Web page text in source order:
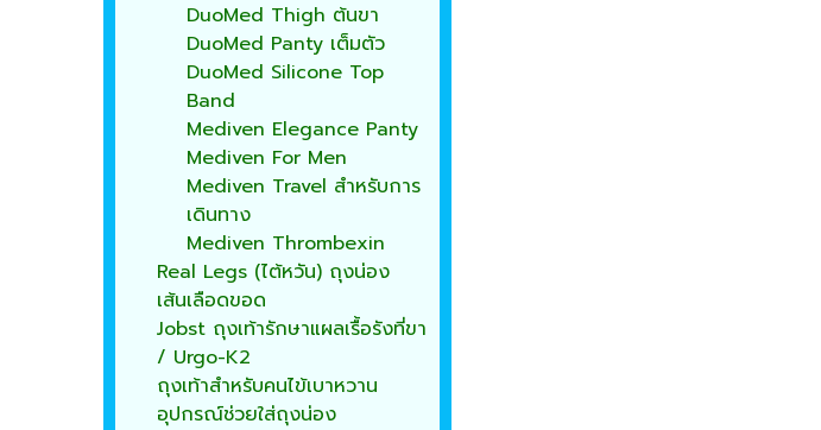
DuoMed Thigh ต้นขา
DuoMed Panty เต็มตัว
DuoMed Silicone Top
Band
Mediven Elegance Panty
Mediven For Men
Mediven Travel สำหรับการ
เดินทาง
Mediven Thrombexin
Real Legs (ไต้หวัน) ถุงน่อง
เส้นเลือดขอด
Jobst ถุงเท้ารักษาแผลเรื้อรังที่ขา
/ Urgo-K2
ถุงเท้าสำหรับคนไข้เบาหวาน
อุปกรณ์ช่วยใส่ถุงน่อง